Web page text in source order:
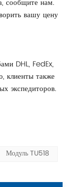
сообщите нам.
вашу цену
DHL, FedEx,
клиенты также
экспедиторов.
Модуль TU518